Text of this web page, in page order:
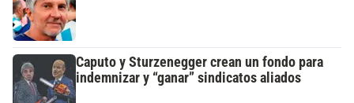
Caputo y Sturzenegger crean un fondo para
indemnizar y “ganar” sindicatos aliados